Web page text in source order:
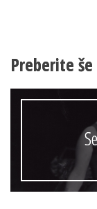
Preberite še